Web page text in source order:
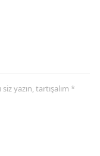
yazın, tartışalım *